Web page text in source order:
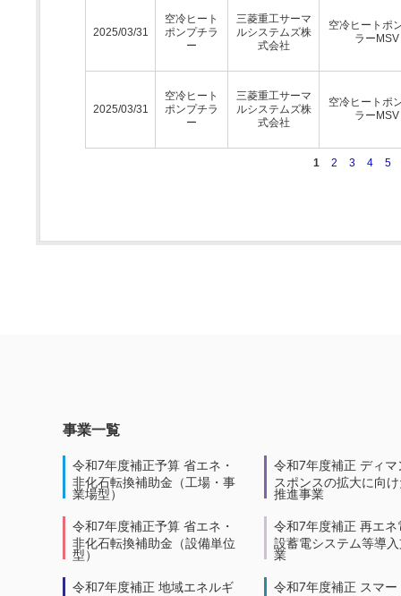
2025/03/31
空冷ヒート
ポンプチラ
ー
三菱重工サーマ
ルシステムズ株
式会社
空冷ヒートポ
ラーMSV
2025/03/31
空冷ヒート
ポンプチラ
ー
三菱重工サーマ
ルシステムズ株
式会社
空冷ヒートポ
ラーMSV
1 2 3 4 5
事業一覧
令和7年度補正予算 省エネ・
非化石転換補助金（工場・事
業場型）
令和7年度補正予算 省エネ・
非化石転換補助金（設備単位
型）
令和7年度補正 地域エネルギ
令和7年度補正 ディマ
スポンスの拡大に向
推進事業
令和7年度補正 再エネ
設蓄電システム等導
業
令和7年度補正 スマー